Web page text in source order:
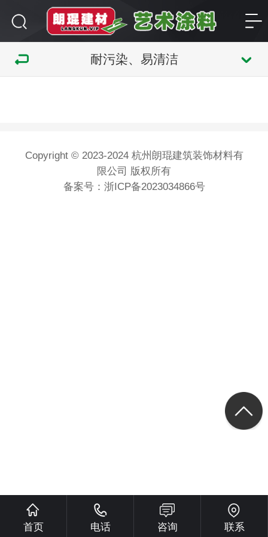
耐污染、易清洁
Copyright © 2023-2024 杭州朗琨建筑装饰材料有
限公司 版权所有
备案号： 浙ICP备2023034866号
首页 电话 咨询 联系